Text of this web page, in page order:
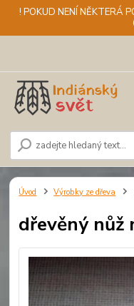
! POKUD NENÍ NĚKTERÁ
Úvod Výrobky ze dřeva
dřevěný nůž